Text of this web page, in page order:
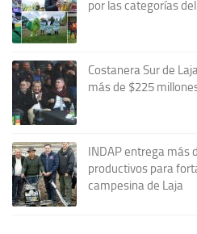
por las categorías
Costanera Sur de
más de $225
INDAP entrega más
productivos para
campesina de Laja